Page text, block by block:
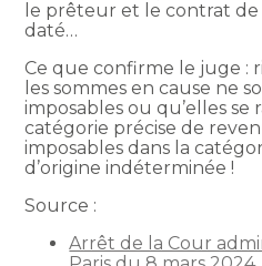
le prêteur et le contrat de
daté…
Ce que confirme le juge :
les sommes en cause ne
imposables ou qu’elles
catégorie précise de
imposables dans la
d’origine indéterminée !
Source :
Arrêt de la Cour